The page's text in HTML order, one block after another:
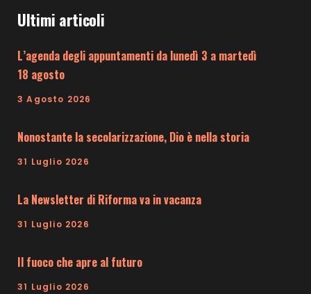
Ultimi articoli
L’agenda degli appuntamenti da lunedì 3 a martedì
18 agosto
3 Agosto 2026
Nonostante la secolarizzazione, Dio è nella storia
31 Luglio 2026
La Newsletter di Riforma va in vacanza
31 Luglio 2026
Il fuoco che apre al futuro
31 Luglio 2026